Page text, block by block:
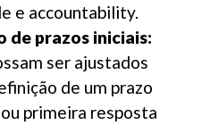
e accountability.
de prazos iniciais:
ser ajustados
de um prazo
primeira resposta